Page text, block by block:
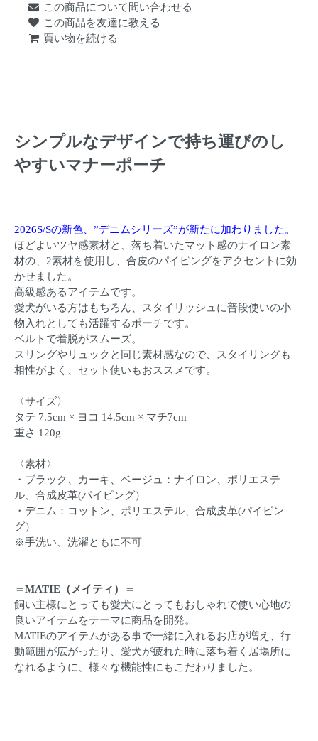
この商品について問い合わせる
この商品を友達に教える
買い物を続ける
シンプルなデザインで持ち運びのし
やすいマナーポーチ
2026S/Sの新色、”デニムシリーズ”が新たに加わりました。
ほどよいツヤ感素材と、落ち着いたマット感のナイロン素
材の、2素材を使用し、合皮のパイピングをアクセントに効
かせました。
高級感あるアイテムです。
愛犬がいる方はもちろん、スタイリッシュに普段使いの小
物入れとしても活躍するポーチです。
ベルトで着脱がスムーズ。
スリングやリュックと同じ素材感なので、スタイリングも
相性がよく、セット使いもおススメです。
〈サイズ〉
タテ 7.5cm × ヨコ 14.5cm × マチ7cm
重さ 120g
〈素材〉
・ブラック、カーキ、ベージュ：ナイロン、ポリエステ
ル、合成皮革(パイピング）
・デニム：コットン、ポリエステル、合成皮革(パイピン
グ）
※手洗い、洗濯ともに不可
＝MATIE（メイティ）＝
飼い主様にとっても愛犬にとってもおしゃれで使い心地の
良いアイテムをテーマに商品を開発。
MATIEのアイテムがある事で一緒に入れるお店が増え、行
動範囲が広がったり、愛犬が疲れた時に落ち着く居場所に
なれるように、様々な機能性にもこだわりました。